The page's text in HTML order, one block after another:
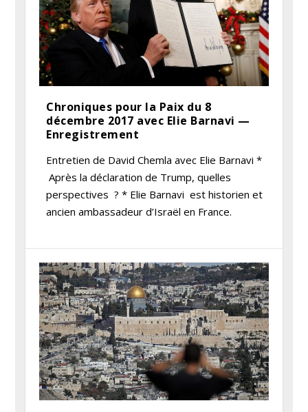
Chroniques pour la Paix du 8
décembre 2017 avec Elie Barnavi —
Enregistrement
Entretien de David Chemla avec Elie Barnavi *
Après la déclaration de Trump, quelles
perspectives ? * Elie Barnavi est historien et
ancien ambassadeur d’Israël en France.